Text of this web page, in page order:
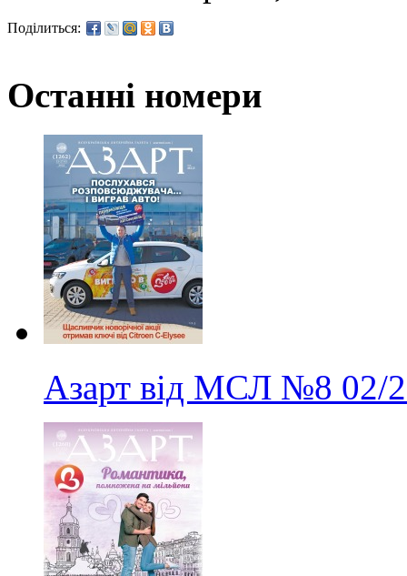
Поділиться:
Останні номери
Азарт від МСЛ №8 02/